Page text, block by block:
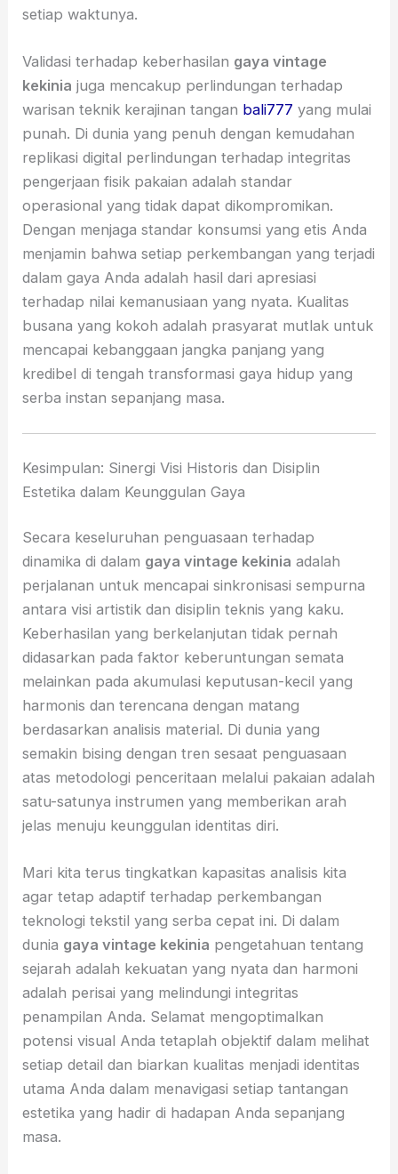
setiap waktunya.
Validasi terhadap keberhasilan gaya vintage
kekinia juga mencakup perlindungan terhadap
warisan teknik kerajinan tangan bali777 yang mulai
punah. Di dunia yang penuh dengan kemudahan
replikasi digital perlindungan terhadap integritas
pengerjaan fisik pakaian adalah standar
operasional yang tidak dapat dikompromikan.
Dengan menjaga standar konsumsi yang etis Anda
menjamin bahwa setiap perkembangan yang terjadi
dalam gaya Anda adalah hasil dari apresiasi
terhadap nilai kemanusiaan yang nyata. Kualitas
busana yang kokoh adalah prasyarat mutlak untuk
mencapai kebanggaan jangka panjang yang
kredibel di tengah transformasi gaya hidup yang
serba instan sepanjang masa.
Kesimpulan: Sinergi Visi Historis dan Disiplin
Estetika dalam Keunggulan Gaya
Secara keseluruhan penguasaan terhadap
dinamika di dalam gaya vintage kekinia adalah
perjalanan untuk mencapai sinkronisasi sempurna
antara visi artistik dan disiplin teknis yang kaku.
Keberhasilan yang berkelanjutan tidak pernah
didasarkan pada faktor keberuntungan semata
melainkan pada akumulasi keputusan-kecil yang
harmonis dan terencana dengan matang
berdasarkan analisis material. Di dunia yang
semakin bising dengan tren sesaat penguasaan
atas metodologi penceritaan melalui pakaian adalah
satu-satunya instrumen yang memberikan arah
jelas menuju keunggulan identitas diri.
Mari kita terus tingkatkan kapasitas analisis kita
agar tetap adaptif terhadap perkembangan
teknologi tekstil yang serba cepat ini. Di dalam
dunia gaya vintage kekinia pengetahuan tentang
sejarah adalah kekuatan yang nyata dan harmoni
adalah perisai yang melindungi integritas
penampilan Anda. Selamat mengoptimalkan
potensi visual Anda tetaplah objektif dalam melihat
setiap detail dan biarkan kualitas menjadi identitas
utama Anda dalam menavigasi setiap tantangan
estetika yang hadir di hadapan Anda sepanjang
masa.